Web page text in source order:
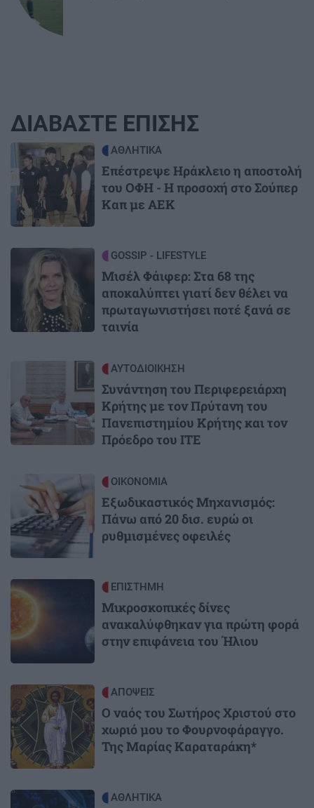
ΔΙΑΒΑΣΤΕ ΕΠΙΣΗΣ
Image ΑΘΛΗΤΙΚΑ
Επέστρεψε Ηράκλειο η αποστολή
του ΟΦΗ - Η προσοχή στο Σούπερ
Καπ με ΑΕΚ
Image GOSSIP - LIFESTYLE
Μισέλ Φάιφερ: Στα 68 της
αποκαλύπτει γιατί δεν θέλει να
πρωταγωνιστήσει ποτέ ξανά σε
ταινία
ΑΥΤΟΔΙΟΙΚΗΣΗ
Συνάντηση του Περιφερειάρχη
Κρήτης με τον Πρύτανη του
Πανεπιστημίου Κρήτης και τον
Πρόεδρο του ΙΤΕ
ΟΙΚΟΝΟΜΙΑ
Εξωδικαστικός Μηχανισμός:
Πάνω από 20 δισ. ευρώ οι
ρυθμισμένες οφειλές
Image ΕΠΙΣΤΗΜΗ
Μικροσκοπικές δίνες
ανακαλύφθηκαν για πρώτη φορά
στην επιφάνεια του Ήλιου
Image ΑΠΟΨΕΙΣ
Ο ναός του Σωτήρος Χριστού στο
χωριό μου το Φουρνοφάραγγο.
Της Μαρίας Καραταράκη*
Image ΑΘΛΗΤΙΚΑ